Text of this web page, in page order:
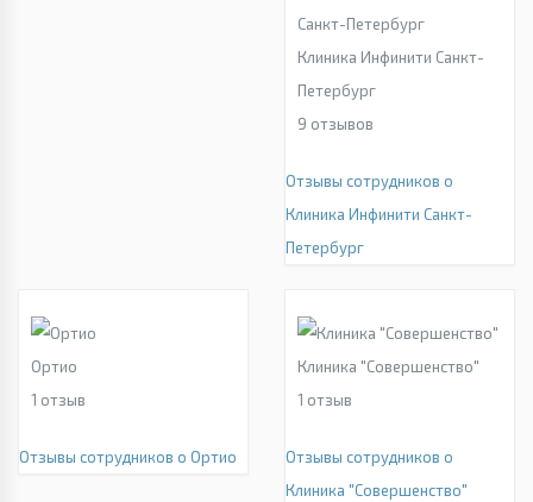
Клиника Инфинити Санкт-
Петербург
9 отзывов
Отзывы сотрудников о
Клиника Инфинити Санкт-
Петербург
Ортио
1 отзыв
Отзывы сотрудников о Ортио
Клиника "Совершенство"
1 отзыв
Отзывы сотрудников о
Клиника "Совершенство"